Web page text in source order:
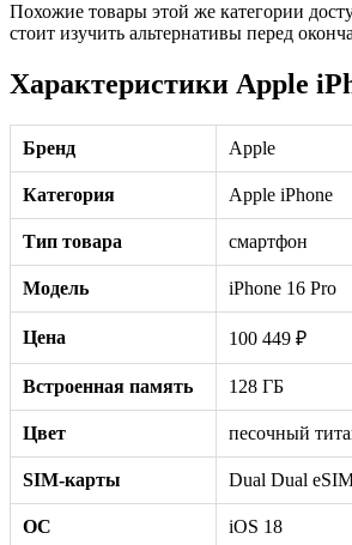
Похожие товары этой же категории
стоит изучить альтернативы перед
Характеристики Apple
Бренд Apple
Категория Apple iPhone
Тип товара смартфон
Модель iPhone 16 Pro
Цена 100 449 ₽
Встроенная память 128 ГБ
Цвет песочный
SIM-карты Dual Dual
ОС iOS 18